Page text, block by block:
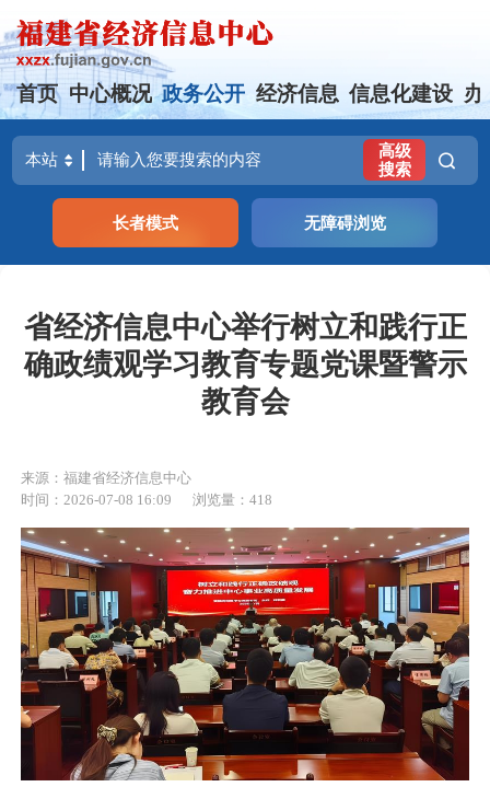
首页 中心概况 政务公开 经济信息 信息化建设 办
高级
搜索
长者模式 无障碍浏览
省经济信息中心举行树立和践行正
确政绩观学习教育专题党课暨警示
教育会
来源：福建省经济信息中心
时间：2026-07-08 16:09
浏览量：418